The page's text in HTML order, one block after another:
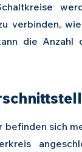
verbinden,
die Anzahl
befinden sich